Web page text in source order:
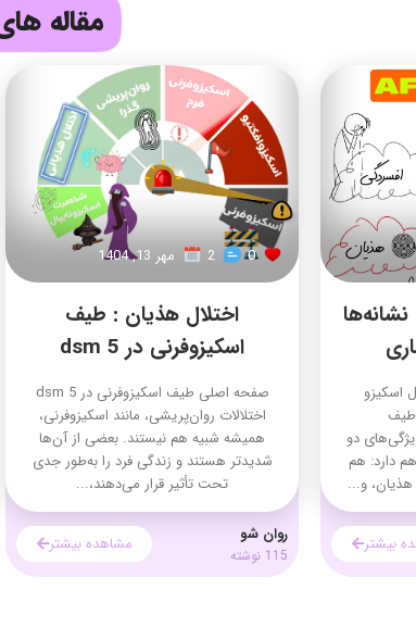
مقاله
نشانه‌ها
اسکیزو
طیف
دو
دارد: هم
و...
بیشتر
0
2 مهر 13, 1404
اختلال هذیان : طیف
اسکیزوفرنی در dsm 5
صفحه اصلی طیف اسکیزوفرنی در dsm 5
اختلالات روان‌پریشی، مانند اسکیزوفرنی،
همیشه شبیه هم نیستند. بعضی از آن‌ها
شدیدتر هستند و زندگی فرد را به‌طور جدی
تحت تأثیر قرار می‌دهند،...
روان شو
115 نوشته مشاهده بیشتر